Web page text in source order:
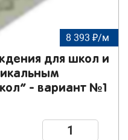
8 393 ₽/м
для школ и
- вариант №1